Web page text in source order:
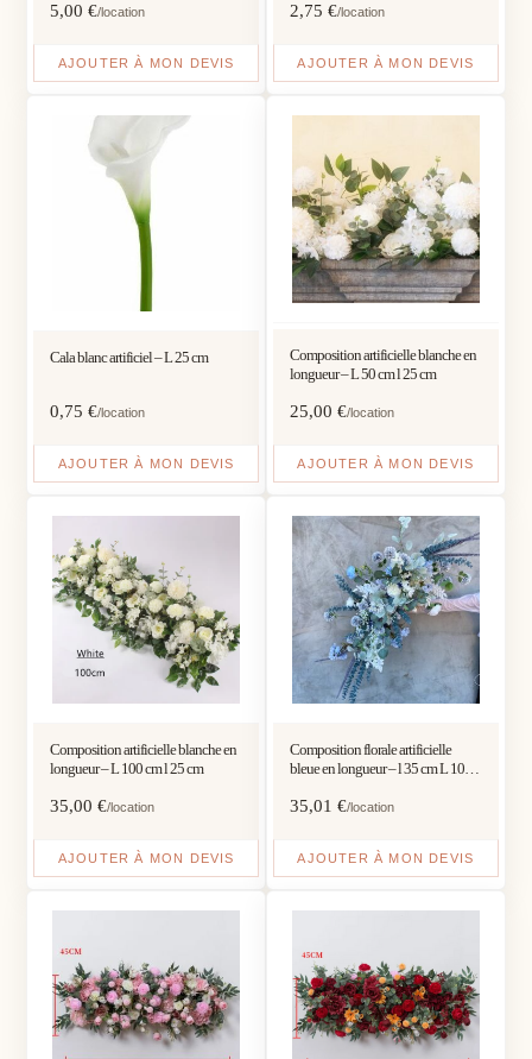
5,00€/location
AJOUTER À MON DEVIS
2,75 €/location
AJOUTER À MON DEVIS
Cala blanc artificiel – L 25 cm
0,75€/location
AJOUTER À MON DEVIS
Composition artificielle blanche en
longueur – L 50 cm l 25 cm
25,00 €/location
AJOUTER À MON DEVIS
Composition artificielle blanche en
longueur – L 100 cm l 25 cm
35,00€/location
AJOUTER À MON DEVIS
Composition florale artificielle
bleue en longueur – l 35 cm L 100
35,01 €/location
AJOUTER À MON DEVIS